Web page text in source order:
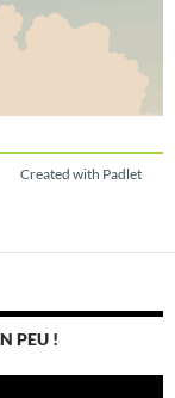
Created with Padlet
PEU !